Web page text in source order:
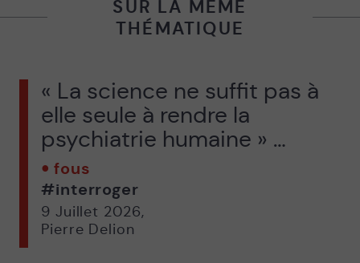
SUR LA MÊME
THÉMATIQUE
« La science ne suffit pas à
elle seule à rendre la
psychiatrie humaine » …
fous
#interroger
9 Juillet 2026,
Pierre Delion